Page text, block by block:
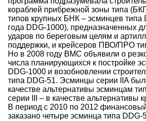
кораблей прибрежной зоны типа
типов крупных БНК – эсминцев типа
года DDG-1000), предназначенных
ударов по береговым целям и
поддержки, и крейсеров ПВО/ПРО
Но в 2008 году ВМС объявили о
числа планирующихся к постройке
DDG-1000 и возобновлении
типа DDG-51. Эсминцы серии IIA
качестве альтернативы эсминцам
серии III – в качестве альтернативы
В период с 2010 по 2012
заказано четыре эсминца типа